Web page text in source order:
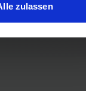
im
diese
zulassen
Weiter »